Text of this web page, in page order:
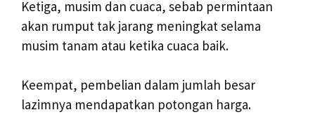
Ketiga, musim dan cuaca, sebab permintaan
akan rumput tak jarang meningkat selama
musim tanam atau ketika cuaca baik.
Keempat, pembelian dalam jumlah besar
lazimnya mendapatkan potongan harga.